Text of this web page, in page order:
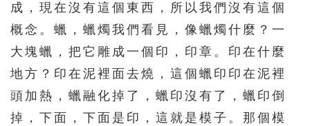
636 637 638 639 640
成，現在沒有這個東西，所以我們沒有這個
概念。蠟，蠟燭我們看見，像蠟燭什麼？一
大塊蠟，把它雕成一個印，印章。印在什麼
地方？印在泥裡面去燒，這個蠟印印在泥裡
頭加熱，蠟融化掉了，蠟印沒有了，蠟印倒
掉，下面，下面是印，這就是模子。那個模